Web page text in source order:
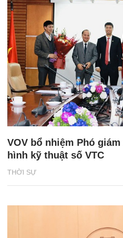
THỜI SỰ
VOV bổ nhiệm Phó
hình kỹ thuật số VTC